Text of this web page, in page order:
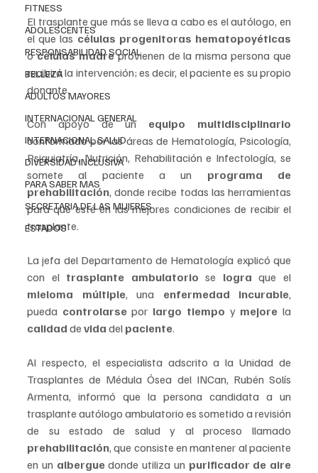
FITNESS
ADOLESCENTES
RESPONSABILIDAD SOCIAL
BELLEZA
ADULTOS MAYORES
INTERNACIONAL GENERAL
INTERNACIONAL SALUD
DIVERSIDAD INCLUSIVA
PARA SABER MAS
SECRETARIA DE LAS MUJERES
ESTADOS
El trasplante que más se lleva a cabo es el autólogo, en
el que las células progenitoras hematopoyéticas
o células madre provienen de la misma persona que
recibirá la intervención; es decir, el paciente es su propio
donante.
Con apoyo de un equipo multidisciplinario
conformado por las áreas de Hematología, Psicología,
Psiquiatría, Nutrición, Rehabilitación e Infectología, se
somete al paciente a un programa de
prehabilitación, donde recibe todas las herramientas
para que esté en las mejores condiciones de recibir el
trasplante.
La jefa del Departamento de Hematología explicó que
con el trasplante ambulatorio se logra
mieloma múltiple, una enfermedad incurable,
pueda controlarse por largo tiempo y mejore
calidad de vida del paciente.
Al respecto, el especialista adscrito a la Unidad de
Trasplantes de Médula Ósea del INCan, Rubén Solís
Armenta, informó que la persona candidata a un
trasplante autólogo ambulatorio es sometido a revisión
prehabilitación, que consiste en mantener al paciente
en un albergue donde utiliza un